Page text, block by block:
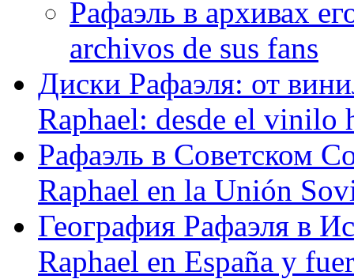
Рафаэль в архивах
archivos de sus fans
Диски Рафаэля: от
Raphael: desde el vinilo
Рафаэль в Советском
Raphael en la Unión
География Рафаэля в
Raphael en España y